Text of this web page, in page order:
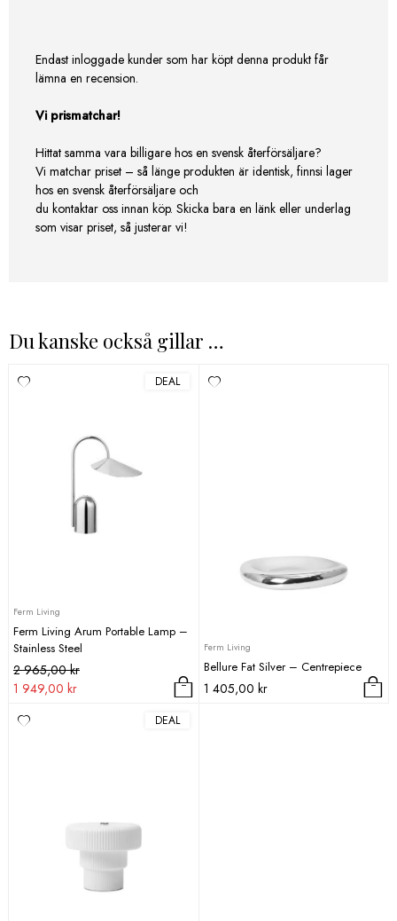
Endast inloggade kunder som har köpt denna produkt får
lämna en recension.
Vi prismatchar!
Hittat samma vara billigare hos en svensk återförsäljare?
Vi matchar priset – så länge produkten är identisk, finnsi lager
hos en svensk återförsäljare och
du kontaktar oss innan köp. Skicka bara en länk eller underlag
som visar priset, så justerar vi!
Du kanske också gillar …
DEAL
Ferm Living
Ferm Living Arum Portable Lamp –
Stainless Steel
2 965,00kr
Det
ursprungliga
var:
1 949,00 kr
Det
nuvarande
är:
Ferm Living
Bellure Fat Silver – Centrepiece
1 405,00 kr
DEAL